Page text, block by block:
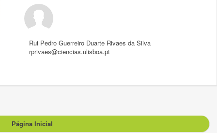
Rui Pedro Guerreiro Duarte Rivaes da Silva
rprivaes@ciencias.ulisboa.pt
Página Inicial